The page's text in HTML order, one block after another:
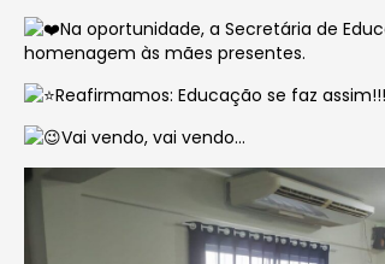
Na oportunidade, a Secretária de
homenagem às mães presentes.
Reafirmamos: Educação se faz assim!!!
Vai vendo, vai vendo…